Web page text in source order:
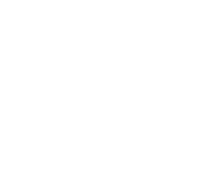
данных
и принимаю условия